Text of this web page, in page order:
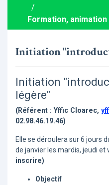
/
Formation, animation
Initiation
Initiation
légère"
(Référent : Yffic Cloarec,
02.98.46.19.46)
Elle se déroulera sur 6 jours
de janvier les mardis, jeudi et
inscrire)
Objectif